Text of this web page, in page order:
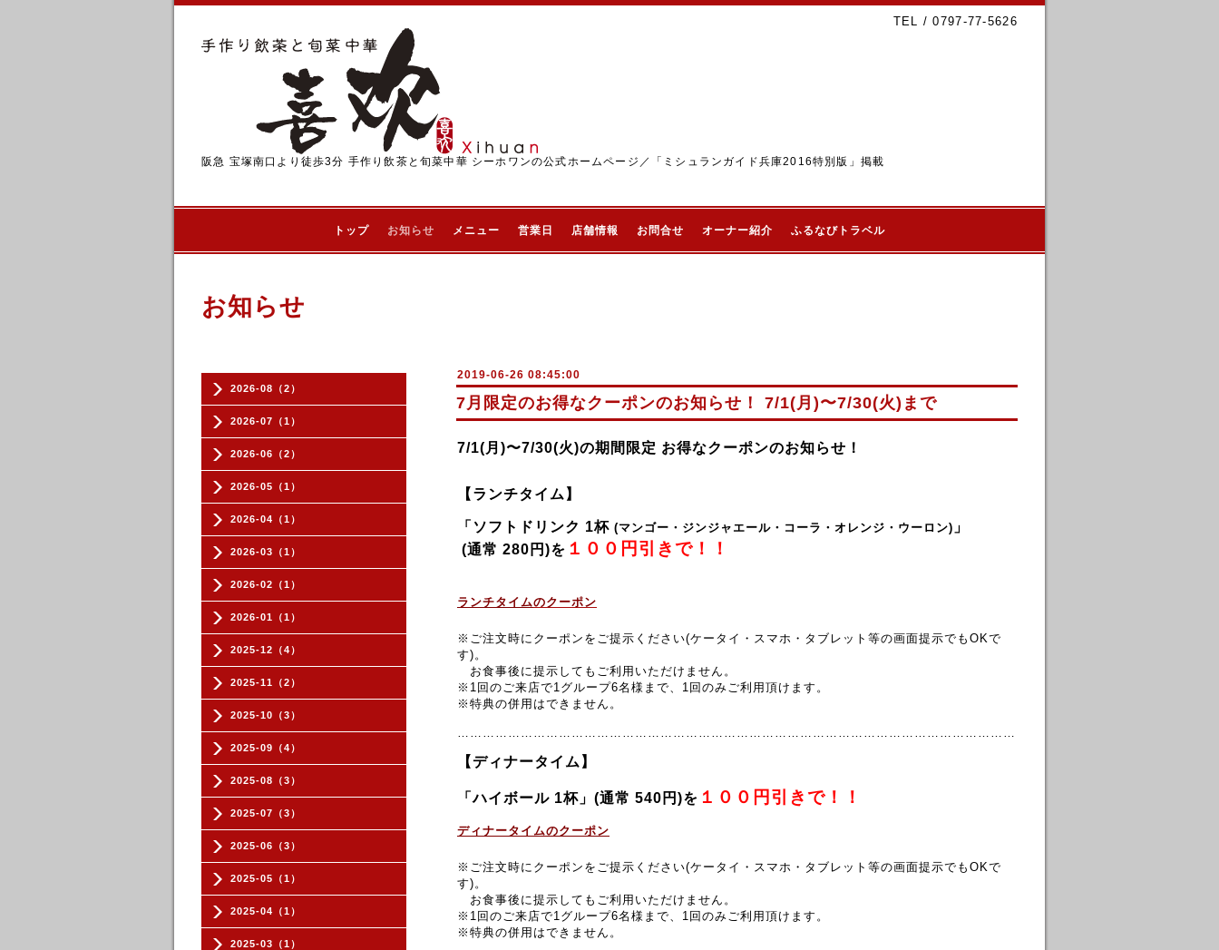
TEL / 0797-77-5626
阪急 宝塚南口より徒歩3分 手作り飲茶と旬菜中華 シーホワンの公式ホームページ／「ミシュランガイド兵庫2016特別版」掲載
トップ お知らせ メニュー 営業日 店舗情報 お問合せ オーナー紹介 ふるなびトラベル
2026-08（2）
2026-07（1）
2026-06（2）
2026-05（1）
2026-04（1）
2026-03（1）
2026-02（1）
2026-01（1）
2025-12（4）
2025-11（2）
2025-10（3）
2025-09（4）
2025-08（3）
2025-07（3）
2025-06（3）
2025-05（1）
2025-04（1）
2025-03（1）
お知らせ
2019-06-26 08:45:00
7月限定のお得なクーポンのお知らせ！ 7/1(月)〜7/30(火)まで
7/1( 月 )〜7/30(火)の期間限定 お得なクーポンのお知らせ！
【ランチタイム】
「ソフトドリンク 1杯 (マンゴー・ジンジャエール・コーラ・オレンジ・ウーロン) 」
(通常 280円)を １００円引きで！！
ランチタイムのクーポン
※ご注文時にクーポンをご提示ください(ケータイ・スマホ・タブレット等の画面提示でもOKで
す)。
お食事後に提示してもご利用いただけません。
※1回のご来店で1グループ6名様まで、1回のみご利用頂けます。
※特典の併用はできません。
……………………………………………………………………………………………………………………
【ディナータイム】
「ハイボール 1杯」(通常 540円)を １００円引きで！！
ディナータイムのクーポン
※ご注文時にクーポンをご提示ください(ケータイ・スマホ・タブレット等の画面提示でもOKで
す)。
お食事後に提示してもご利用いただけません。
※1回のご来店で1グループ6名様まで、1回のみご利用頂けます。
※特典の併用はできません。